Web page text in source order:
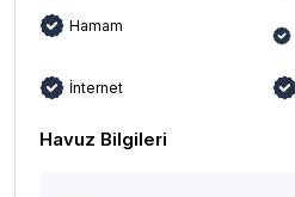
Hamam
İnternet
Havuz Bilgileri